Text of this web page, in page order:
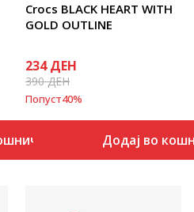
Crocs BLACK HEART WITH
GOLD OUTLINE
234 ДЕН
390ДЕН
Попуст40%
Додај во